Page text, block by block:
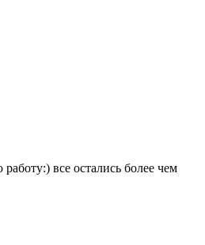
все остались более чем